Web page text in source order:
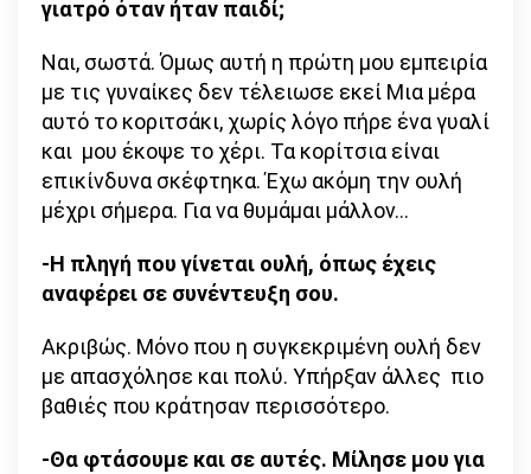
γιατρό όταν ήταν παιδί;
Ναι, σωστά. Όμως αυτή η πρώτη μου εμπειρία
με τις γυναίκες δεν τέλειωσε εκεί Μια μέρα
αυτό το κοριτσάκι, χωρίς λόγο πήρε ένα γυαλί
και μου έκοψε το χέρι. Τα κορίτσια είναι
επικίνδυνα σκέφτηκα. Έχω ακόμη την ουλή
μέχρι σήμερα. Για να θυμάμαι μάλλον…
-Η πληγή που γίνεται ουλή, όπως έχεις
αναφέρει σε συνέντευξη σου.
Ακριβώς. Μόνο που η συγκεκριμένη ουλή δεν
με απασχόλησε και πολύ. Υπήρξαν άλλες πιο
βαθιές που κράτησαν περισσότερο.
-Θα φτάσουμε και σε αυτές. Μίλησε μου για